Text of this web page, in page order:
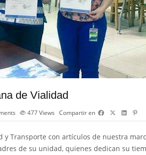
de Vialidad
477Views Compartir en
y Transporte con artículos de nuestra
de su unidad, quienes dedican su